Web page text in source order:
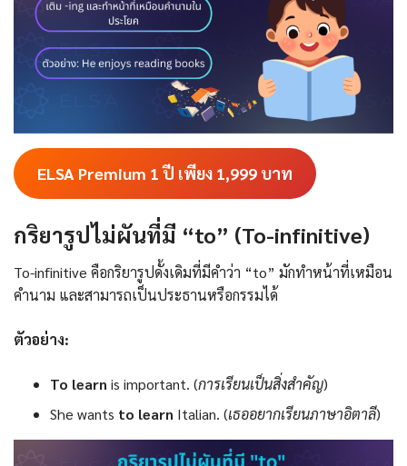
ELSA Premium 1 ปี เพียง 1,999 บาท
กริยารูปไม่ผันที่มี “to” (To-infinitive)
To-infinitive คือกริยารูปดั้งเดิมที่มีคำว่า “to” มักทำหน้าที่เหมือน
คำนาม และสามารถเป็นประธานหรือกรรมได้
ตัวอย่าง:
To learn is important. (การเรียนเป็นสิ่งสำคัญ)
She wants to learn Italian. (เธออยากเรียนภาษาอิตาลี)